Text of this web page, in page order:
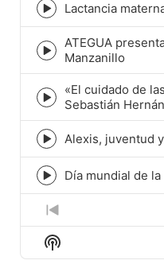
Episode
play
icon
Lactancia
Episode
play
icon
ATEGUA
Manzanillo
Episode
play
icon
«El cuidado de
Sebastián
Episode
play
icon
Alexis, juventud
Episode
play
icon
Día mundial de
Previous
Episode
Show
Podcast